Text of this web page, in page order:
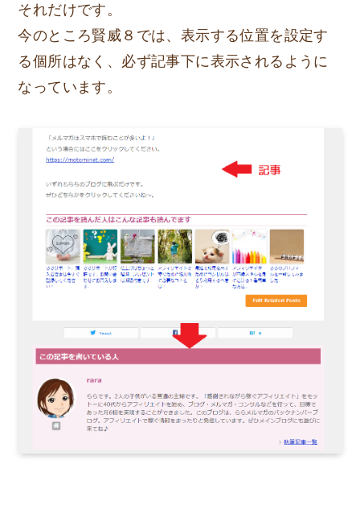
それだけです。
今のところ賢威８では、表示する位置を設定す
る個所はなく、必ず記事下に表示されるように
なっています。